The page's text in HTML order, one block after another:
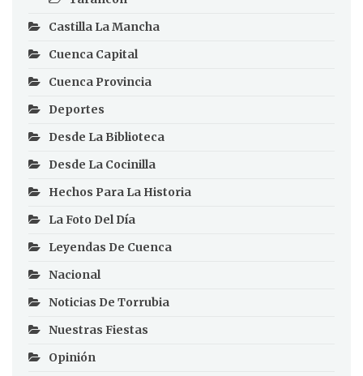
Castilla La Mancha
Cuenca Capital
Cuenca Provincia
Deportes
Desde La Biblioteca
Desde La Cocinilla
Hechos Para La Historia
La Foto Del Día
Leyendas De Cuenca
Nacional
Noticias De Torrubia
Nuestras Fiestas
Opinión